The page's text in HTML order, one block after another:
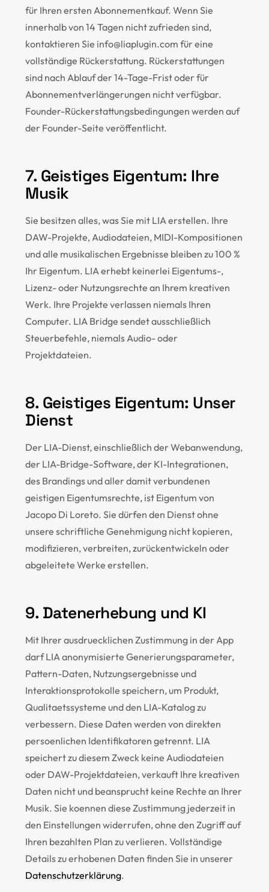
für Ihren ersten Abonnementkauf. Wenn Sie
innerhalb von 14 Tagen nicht zufrieden sind,
kontaktieren Sie info@liaplugin.com für eine
vollständige Rückerstattung. Rückerstattungen
sind nach Ablauf der 14-Tage-Frist oder für
Abonnementverlängerungen nicht verfügbar.
Founder-Rückerstattungsbedingungen werden auf
der Founder-Seite veröffentlicht.
7. Geistiges Eigentum: Ihre
Musik
Sie besitzen alles, was Sie mit LIA erstellen. Ihre
DAW-Projekte, Audiodateien, MIDI-Kompositionen
und alle musikalischen Ergebnisse bleiben zu 100 %
Ihr Eigentum. LIA erhebt keinerlei Eigentums-,
Lizenz- oder Nutzungsrechte an Ihrem kreativen
Werk. Ihre Projekte verlassen niemals Ihren
Computer. LIA Bridge sendet ausschließlich
Steuerbefehle, niemals Audio- oder
Projektdateien.
8. Geistiges Eigentum: Unser
Dienst
Der LIA-Dienst, einschließlich der Webanwendung,
der LIA-Bridge-Software, der KI-Integrationen,
des Brandings und aller damit verbundenen
geistigen Eigentumsrechte, ist Eigentum von
Jacopo Di Loreto. Sie dürfen den Dienst ohne
unsere schriftliche Genehmigung nicht kopieren,
modifizieren, verbreiten, zurückentwickeln oder
abgeleitete Werke erstellen.
9. Datenerhebung und KI
Mit Ihrer ausdruecklichen Zustimmung in der App
darf LIA anonymisierte Generierungsparameter,
Pattern-Daten, Nutzungsergebnisse und
Interaktionsprotokolle speichern, um Produkt,
Qualitaetssysteme und den LIA-Katalog zu
verbessern. Diese Daten werden von direkten
persoenlichen Identifikatoren getrennt. LIA
speichert zu diesem Zweck keine Audiodateien
oder DAW-Projektdateien, verkauft Ihre kreativen
Daten nicht und beansprucht keine Rechte an Ihrer
Musik. Sie koennen diese Zustimmung jederzeit in
den Einstellungen widerrufen, ohne den Zugriff auf
Ihren bezahlten Plan zu verlieren. Vollständige
Details zu erhobenen Daten finden Sie in unserer
Datenschutzerklärung.